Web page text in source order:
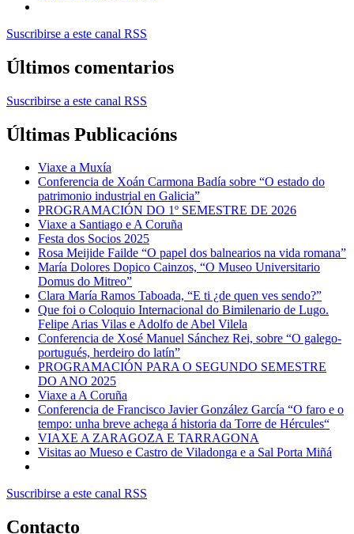
Suscribirse a este canal RSS
Últimos comentarios
Suscribirse a este canal RSS
Últimas Publicacións
Viaxe a Muxía
Conferencia de Xoán Carmona Badía sobre “O estado do
patrimonio industrial en Galicia”
PROGRAMACIÓN DO 1º SEMESTRE DE 2026
Viaxe a Santiago e A Coruña
Festa dos Socios 2025
Rosa Meijide Failde “O papel dos balnearios na vida romana”
María Dolores Dopico Cainzos, “O Museo Universitario
Domus do Mitreo”
Clara María Ramos Taboada, “E ti ¿de quen ves sendo?”
Que foi o Coloquio Internacional do Bimilenario de Lugo.
Felipe Arias Vilas e Adolfo de Abel Vilela
Conferencia de Xosé Manuel Sánchez Rei, sobre “O galego-
portugués, herdeiro do latín”
PROGRAMACIÓN PARA O SEGUNDO SEMESTRE
DO ANO 2025
Viaxe a A Coruña
Conferencia de Francisco Javier González García “O faro e o
tempo: unha breve achega á historia da Torre de Hércules“
VIAXE A ZARAGOZA E TARRAGONA
Visitas ao Mueso e Castro de Viladonga e a Sal Porta Miñá
Suscribirse a este canal RSS
Contacto